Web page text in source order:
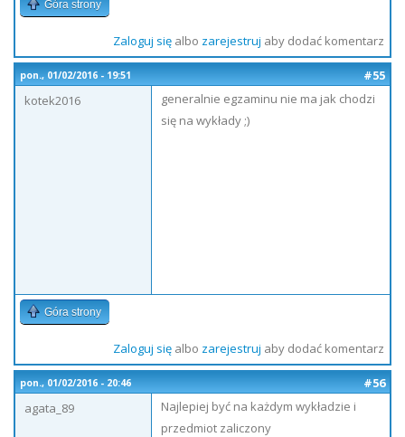
Góra strony
Zaloguj sięalbo zarejestruj aby dodać komentarz
pon., 01/02/2016 - 19:51
#55
kotek2016
generalnie egzaminu nie ma jak chodzi
się na wykłady ;)
Góra strony
Zaloguj sięalbo zarejestruj aby dodać komentarz
pon., 01/02/2016 - 20:46
#56
agata_89
Najlepiej być na każdym wykładzie i
przedmiot zaliczony